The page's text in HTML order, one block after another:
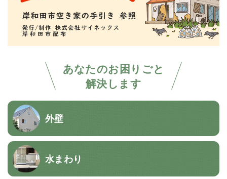
あなたのお困りごと
解決します
外壁
水まわり